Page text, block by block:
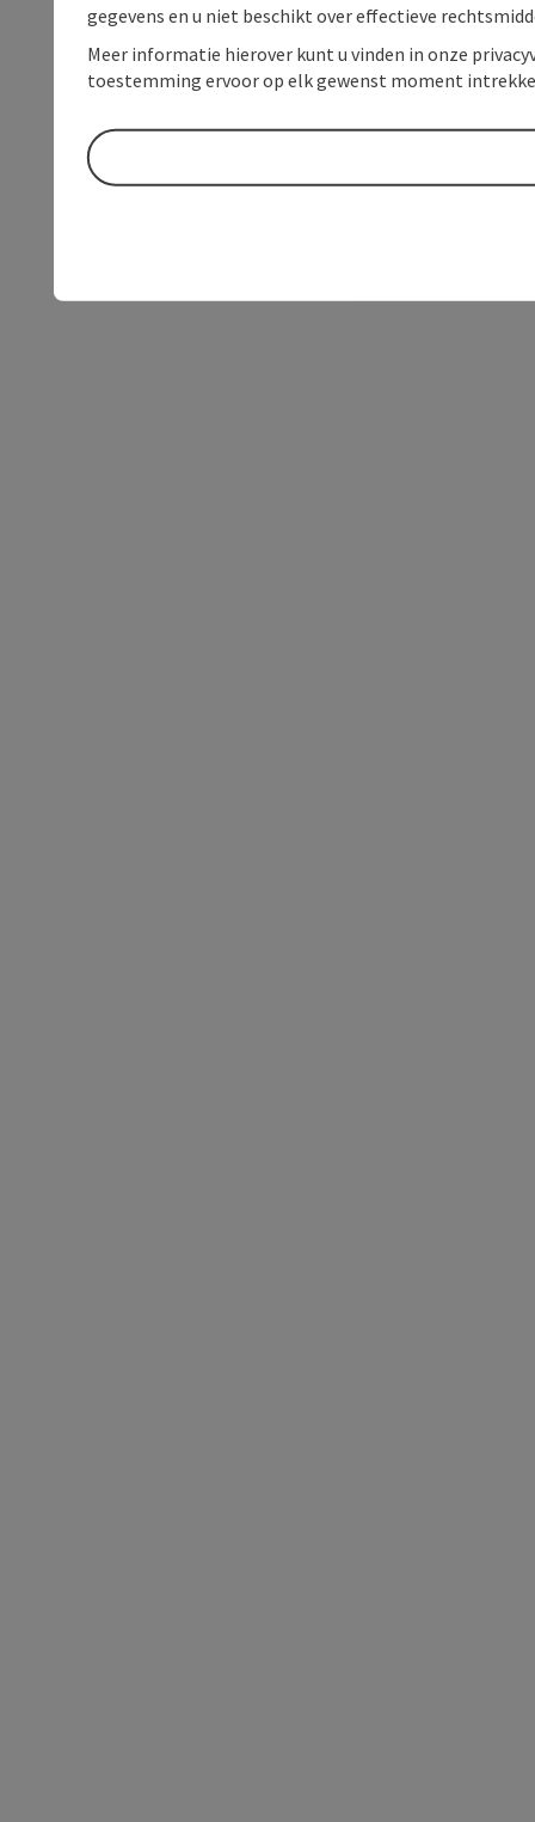
gegevens en u niet beschikt over effectieve
Meer informatie hierover kunt u vinden in onze
toestemming ervoor op elk gewenst moment